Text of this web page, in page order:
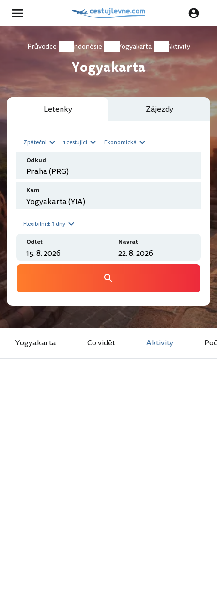
Průvodce Indonésie Yogyakarta Aktivity
Yogyakarta
Letenky Zájezdy
Zpáteční 1 cestující Ekonomická
Odkud
Kam
Flexibilní ± 3 dny
Odlet Návrat
Yogyakarta Co vidět Aktivity